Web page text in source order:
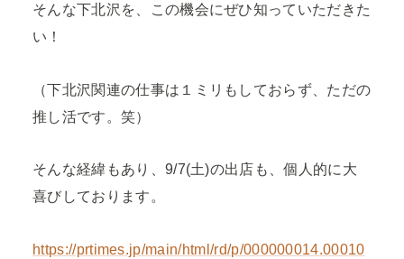
そんな下北沢を、この機会にぜひ知っていただきた
い！
（下北沢関連の仕事は１ミリもしておらず、ただの
推し活です。笑）
そんな経緯もあり、9/7(土)の出店も、個人的に大
喜びしております。
https://prtimes.jp/main/html/rd/p/000000014.00010